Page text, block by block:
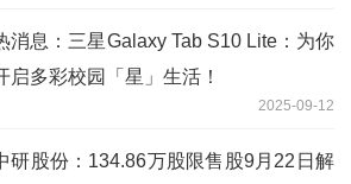
消息：三星Galaxy Tab S10 Lite：为你
启多彩校园「星」生活！
2025-09-12
研股份：134.86万股限售股9月22日解